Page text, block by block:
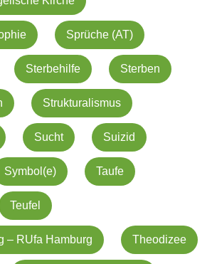
Sprüche (AT)
Sterbehilfe Sterben
Strukturalismus
Sucht Suizid
Symbol(e) Taufe
Teufel
– RUfa Hamburg Theodizee